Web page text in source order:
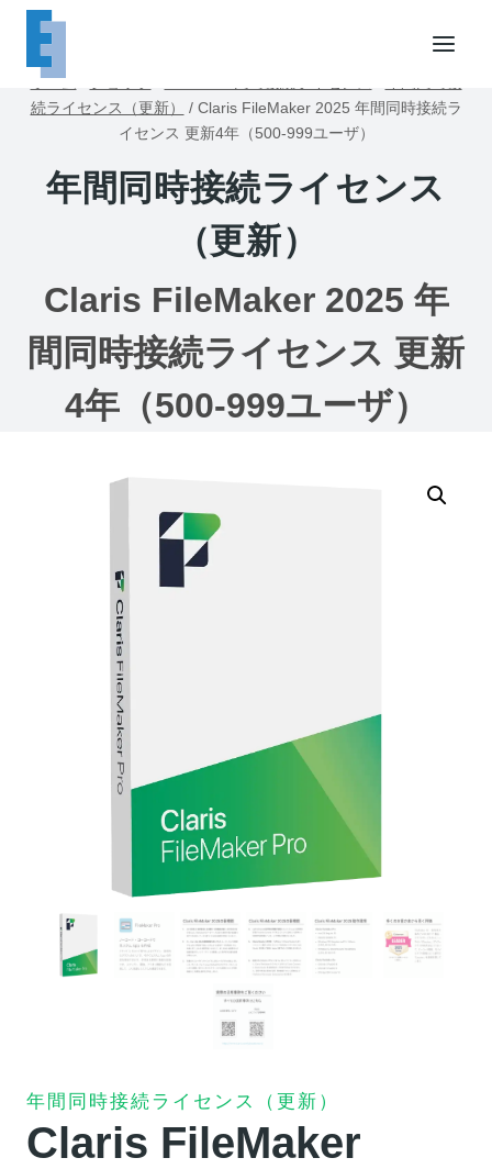
ホーム
続ライセンス（更新）
/ Claris FileMaker 2025 年間同時接続ラ
イセンス 更新4年（500-999ユーザ）
年間同時接続ライセンス
（更新）
Claris FileMaker 2025 年
間同時接続ライセンス 更新
4年（500-999ユーザ）
年間同時接続ライセンス（更新）
Claris FileMaker